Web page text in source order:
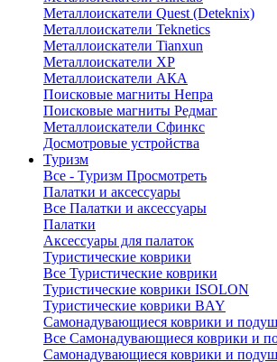
Металлоискатели Quest (Deteknix)
Металлоискатели Teknetics
Металлоискатели Tianxun
Металлоискатели XP
Металлоискатели АКА
Поисковые магниты Непра
Поисковые магниты Редмаг
Металлоискатели Сфинкс
Досмотровые устройства
Туризм
Все - Туризм Просмотреть
Палатки и аксессуары
Все Палатки и аксессуары
Палатки
Аксессуары для палаток
Туристические коврики
Все Туристические коврики
Туристические коврики ISOLON
Туристические коврики BAY
Самонадувающиеся коврики и
Все Самонадувающиеся коврики и
Самонадувающиеся коврики и